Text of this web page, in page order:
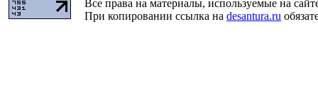
Все права на материалы, используемые на
При копировании ссылка на desantura.ru